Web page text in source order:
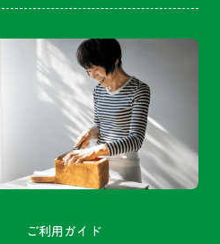
ご利用ガイド